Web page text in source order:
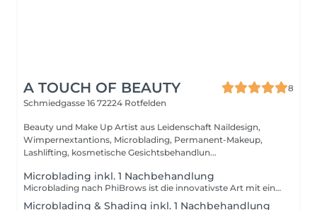
A TOUCH OF BEAUTY
8
Schmiedgasse 16 72224 Rotfelden
Beauty und Make Up Artist aus Leidenschaft Naildesign,
Wimpernextantions, Microblading, Permanent-Makeup,
Lashlifting, kosmetische Gesichtsbehandlun...
Microblading inkl. 1 Nachbehandlung
Microblading nach PhiBrows ist die innovativste Art mit einer manuellen, semi-permanenten Technik eine der realistischsten Augenbrauenzeichnung zu formen und die perfekte Form zu verleihen. Das Pigment wird manuell unter die erste Hautschicht ( Epidermis ) eingearbeitet. Das Pigment richtet sich nach der natürlichen Farbe der Augenbrauen und dem Haar. Die Symmetrie wird mit der Anwendung der PhiBrows Technik des Goldenen Schnitts berechnet.
Microblading & Shading inkl. 1 Nachbehandlung